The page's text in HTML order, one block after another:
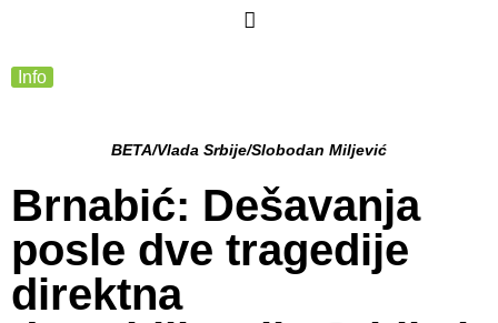
Info
BETA/Vlada Srbije/Slobodan Miljević
Brnabić: Dešavanja
posle dve tragedije
direktna